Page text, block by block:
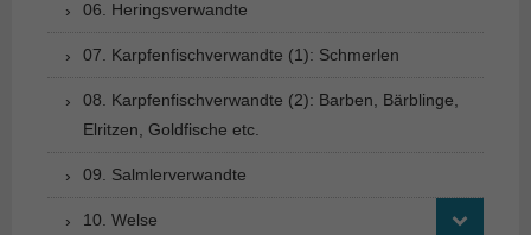
06. Heringsverwandte
07. Karpfenfischverwandte (1): Schmerlen
08. Karpfenfischverwandte (2): Barben, Bärblinge,
Elritzen, Goldfische etc.
09. Salmlerverwandte
10. Welse